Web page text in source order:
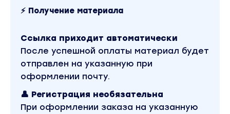
3 неделя "Приемы"
Стилистические приемы (метафоры,
Юмор, драма, ирония, эмоции.
Ритм и динамика.
Ликвидация графомании.
4 неделя "Конвейер"
Вы каждый день пишите тексты на заданные
⚡ Получение материала
Ссылка приходит автоматически
После успешной оплаты материал будет
отправлен на указанную при
оформлении почту.
👤 Регистрация необязательна
При оформлении заказа на указанную